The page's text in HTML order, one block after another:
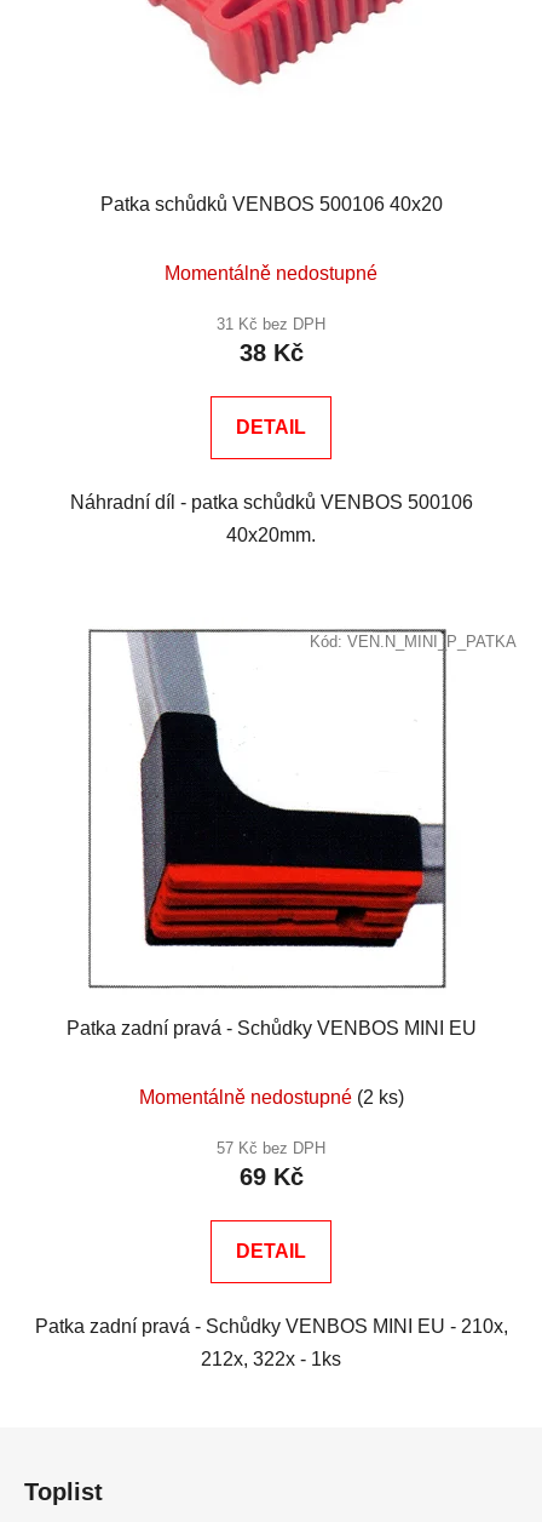
Patka schůdků VENBOS 500106 40x20
Momentálně nedostupné
31 Kč bez DPH
38 Kč
DETAIL
Náhradní díl - patka schůdků VENBOS 500106
40x20mm.
Patka zadní pravá - Schůdky VENBOS MINI EU
Momentálně nedostupné (2 ks)
57 Kč bez DPH
69 Kč
DETAIL
Patka zadní pravá - Schůdky VENBOS MINI EU - 210x,
212x, 322x - 1ks
Kód: VEN.N_MINI_P_PATKA
Toplist